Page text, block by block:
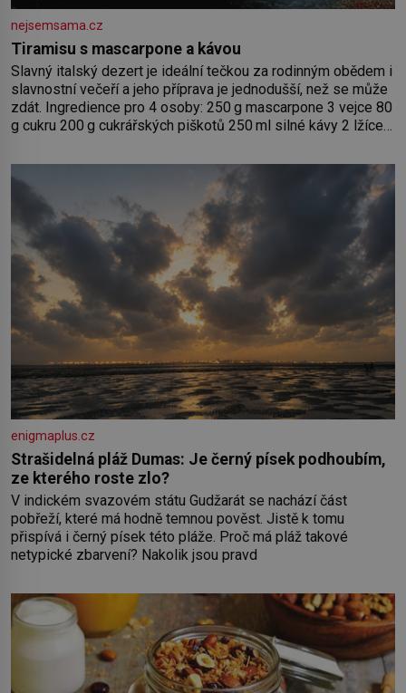
nejsemsama.cz
Tiramisu s mascarpone a kávou
Slavný italský dezert je ideální tečkou za rodinným obědem i
slavnostní večeří a jeho příprava je jednodušší, než se může
zdát. Ingredience pro 4 osoby: 250 g mascarpone 3 vejce 80
g cukru 200 g cukrářských piškotů 250 ml silné kávy 2 lžíce
bílků. Žloutky vyšlehejte s cukrem do světlé pěny a postupně
do nich vmíchejte mascarpone, aby vznikl hladký
enigmaplus.cz
Strašidelná pláž Dumas: Je černý písek podhoubím,
ze kterého roste zlo?
V indickém svazovém státu Gudžarát se nachází část
pobřeží, které má hodně temnou pověst. Jistě k tomu
přispívá i černý písek této pláže. Proč má pláž takové
netypické zbarvení? Nakolik jsou pravd